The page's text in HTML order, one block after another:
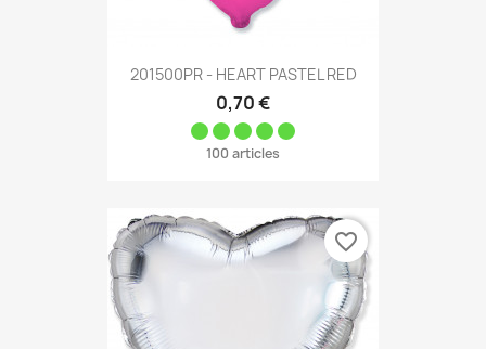
201500PR - HEART PASTEL RED
0,70 €
100 articles
favorite_border